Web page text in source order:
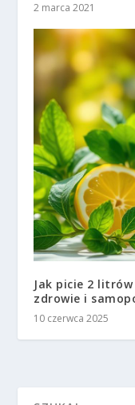
2 marca 2021
Jak picie 2
zdrowie i
10 czerwca 2025